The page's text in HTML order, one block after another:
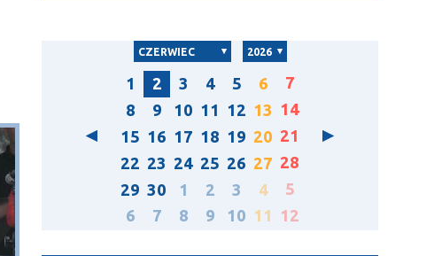
CZERWIEC 2026
1 2 3 4 5 6
7
8
9 10 11 12 13 14
15 16 17 18 19 20 21
22 23 24 25 26 27 28
29 30 1 2 3 4
5
6
7 8 9 10 11 12